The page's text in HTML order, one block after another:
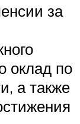
за
оклад по
а также